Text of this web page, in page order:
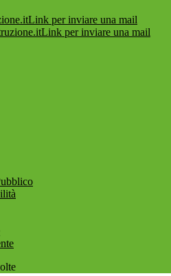
Link per inviare una mail
Link per inviare una mail